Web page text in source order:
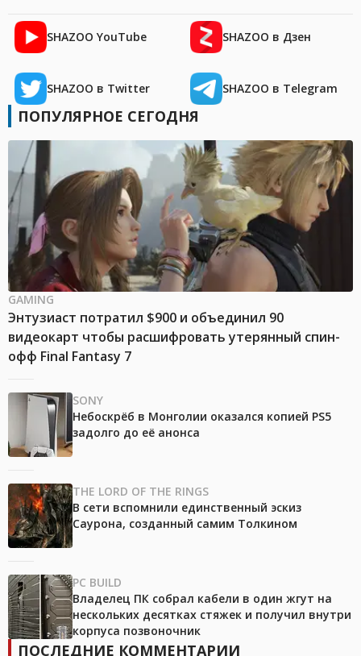
SHAZOO YouTube SHAZOO в Дзен
SHAZOO в Twitter SHAZOO в Telegram
ПОПУЛЯРНОЕ СЕГОДНЯ
GAMING
Энтузиаст потратил $900 и объединил 90
видеокарт чтобы расшифровать утерянный спин-
офф Final Fantasy 7
SONY
Небоскрёб в Монголии оказался копией PS5
задолго до её анонса
THE LORD OF THE RINGS
В сети вспомнили единственный эскиз
Саурона, созданный самим Толкином
PC BUILD
Владелец ПК собрал кабели в один жгут на
нескольких десятках стяжек и получил внутри
корпуса позвоночник
ПОСЛЕДНИЕ КОММЕНТАРИИ